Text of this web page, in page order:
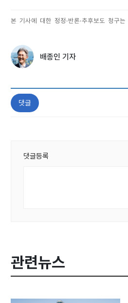
본 기사에 대한 정정·반론·추후보도 청구는
배종인 기자
댓글
댓글등록
관련뉴스